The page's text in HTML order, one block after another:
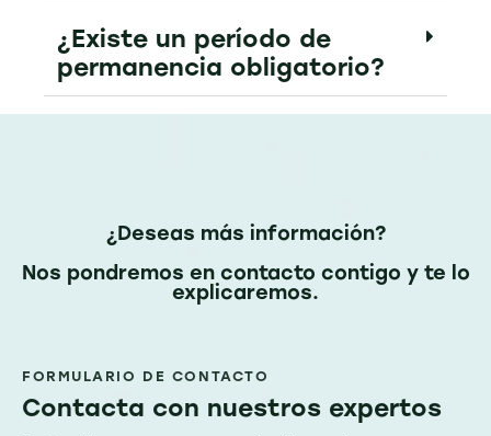
¿Existe un período de
permanencia obligatorio?
¿Deseas más información?
Nos pondremos en contacto contigo y te lo
explicaremos.
FORMULARIO DE CONTACTO
Contacta con nuestros expertos